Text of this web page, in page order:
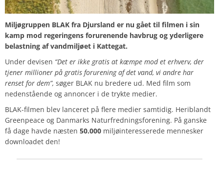
Miljøgruppen BLAK fra Djursland er nu gået til filmen i sin
kamp mod regeringens forurenende havbrug og yderligere
belastning af vandmiljøet i Kattegat.
Under devisen “Det er ikke gratis at kæmpe mod et erhverv, der
tjener millioner på gratis forurening af det vand, vi andre har
renset for dem”, søger BLAK nu bredere ud. Med film som
nedenstående og annoncer i de trykte medier.
BLAK-filmen blev lanceret på flere medier samtidig. Heriblandt
Greenpeace og Danmarks Naturfredningsforening. På ganske
få dage havde næsten 50.000 miljøinteresserede mennesker
downloadet den!